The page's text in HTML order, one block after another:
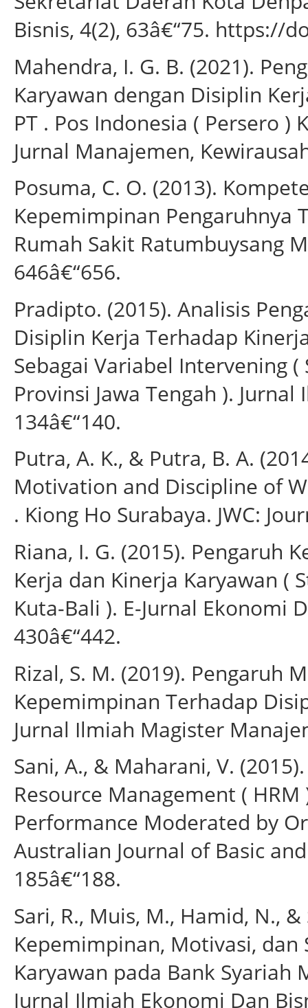
Bisnis, 4(2), 63â€“75. https://
Mahendra, I. G. B. (2021).
Karyawan dengan Disiplin
PT . Pos Indonesia ( Persero
Jurnal Manajemen,
Posuma, C. O. (2013).
Kepemimpinan Pengaruhnya
Rumah Sakit Ratumbuysang
646â€“656.
Pradipto. (2015). Analisis
Disiplin Kerja Terhadap
Sebagai Variabel Intervening
Provinsi Jawa Tengah ).
134â€“140.
Putra, A. K., & Putra, B. A.
Motivation and Discipline of
. Kiong Ho Surabaya. JWC:
Riana, I. G. (2015). Pengaruh
Kerja dan Kinerja Karyawan (
Kuta-Bali ). E-Jurnal Ekonomi
430â€“442.
Rizal, S. M. (2019). Pengaruh
Kepemimpinan Terhadap
Jurnal Ilmiah Magister
Sani, A., & Maharani, V.
Resource Management (
Performance Moderated by
Australian Journal of Basic
185â€“188.
Sari, R., Muis, M., Hamid, N.,
Kepemimpinan, Motivasi,
Karyawan pada Bank Syariah
Jurnal Ilmiah Ekonomi Dan